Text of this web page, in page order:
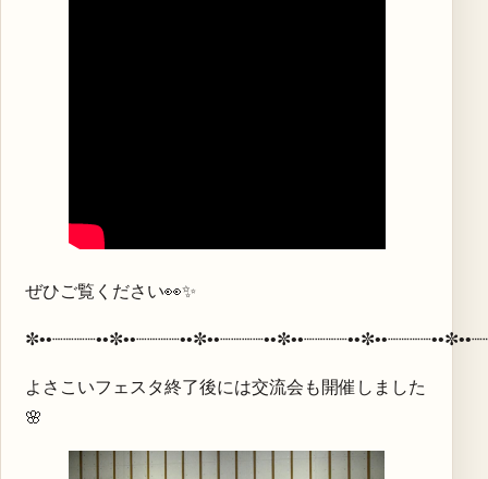
ぜひご覧ください👀✨
よさこいフェスタ終了後には交流会も開催しました
🌸